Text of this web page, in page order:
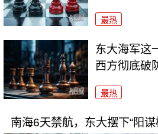
最热
东大海军这
西方彻底破
最热
南海6天禁航，东大摆下“阳谋